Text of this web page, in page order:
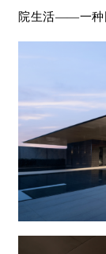
院生活——一种